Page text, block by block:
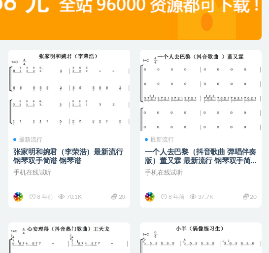
最新流行
张家明和婉君（李荣浩）最新流行
钢琴双手简谱 钢琴谱
手机在线试听
8 年前 70.1K 20
最新流行
一个人去巴黎（抖音歌曲 弹唱伴奏
版）董又霖 最新流行 钢琴双手简
谱 钢琴谱
手机在线试听
8 年前 37.7K 20